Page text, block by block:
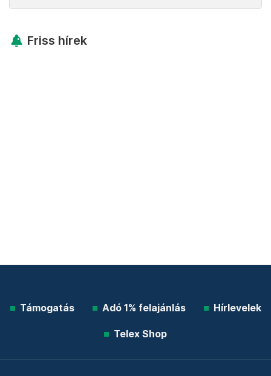
Friss hírek
Támogatás Adó 1% felajánlás Hírlevelek
Telex Shop